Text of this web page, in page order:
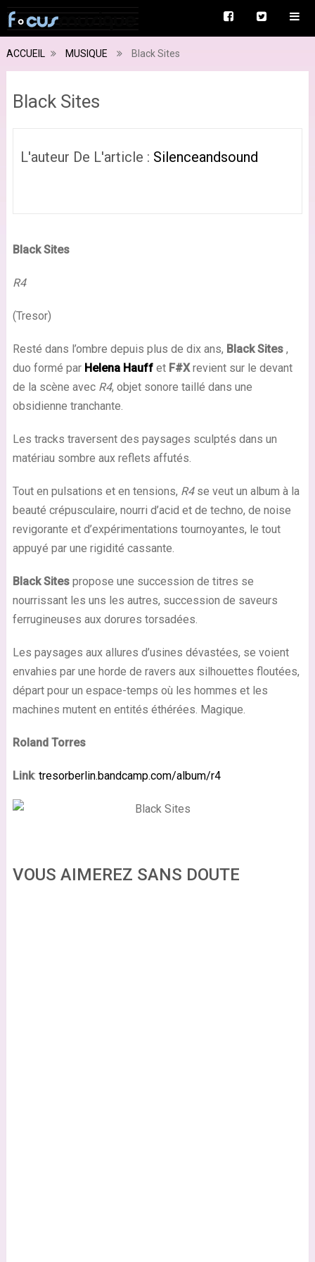
ACCUEIL MUSIQUE Black Sites
Black Sites
L'auteur De L'article : Silenceandsound
Black Sites
R4
(Tresor)
Resté dans l’ombre depuis plus de dix ans, Black Sites ,
duo formé par Helena Hauffet F#Xrevient sur le devant
de la scène avec R4, objet sonore taillé dans une
obsidienne tranchante.
Les tracks traversent des paysages sculptés dans un
matériau sombre aux reflets affutés.
Tout en pulsations et en tensions, R4se veut un album à la
beauté crépusculaire, nourri d’acid et de techno, de noise
revigorante et d’expérimentations tournoyantes, le tout
appuyé par une rigidité cassante.
Black Sitespropose une succession de titres se
nourrissant les uns les autres, succession de saveurs
ferrugineuses aux dorures torsadées.
Les paysages aux allures d’usines dévastées, se voient
envahies par une horde de ravers aux silhouettes floutées,
départ pour un espace-temps où les hommes et les
machines mutent en entités éthérées. Magique.
Roland Torres
Link: tresorberlin.bandcamp.com/album/r4
VOUS AIMEREZ SANS DOUTE